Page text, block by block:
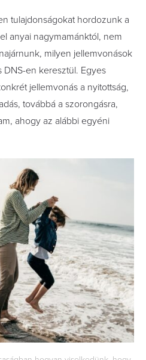
tulajdonságokat hordozunk a
anyai nagymamánktól, nem
milyen jellemvonások
DNS-en keresztül. Egyes
jellemvonás a nyitottság,
továbbá a szorongásra,
ahogy az alábbi egyéni